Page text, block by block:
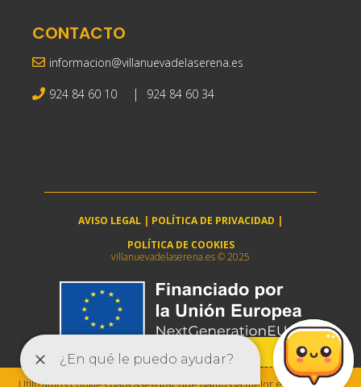
CONTACTO
informacion@villanuevadelaserena.es
924 84 60 10 | 924 84 60 34
AVISO LEGAL | POLÍTICA DE PRIVACIDAD |
POLÍTICA DE COOKIES
villanuevadelaserena.es © 2025
Utilizamos cookies para asegurar que damos la mejor experiencia al